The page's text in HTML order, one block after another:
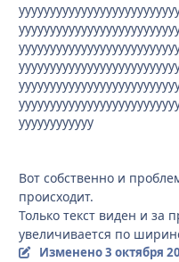
уууууууууууу
Вот собственно и
происходит.
Только текст виден и за
увеличивается по
Изменено3 октября